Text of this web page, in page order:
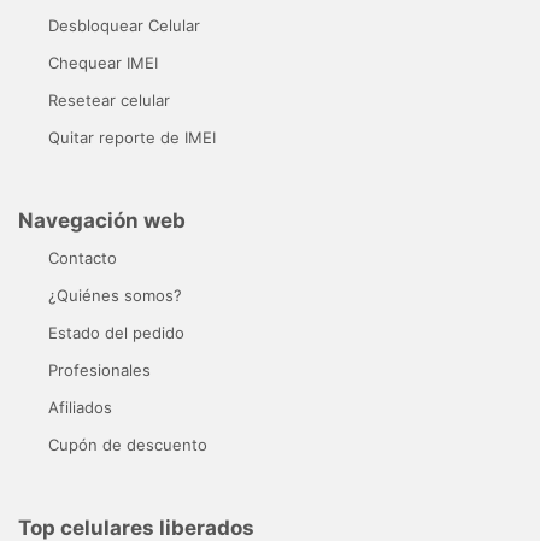
Desbloquear Celular
Chequear IMEI
Resetear celular
Quitar reporte de IMEI
Navegación web
Contacto
¿Quiénes somos?
Estado del pedido
Profesionales
Afiliados
Cupón de descuento
Top celulares liberados